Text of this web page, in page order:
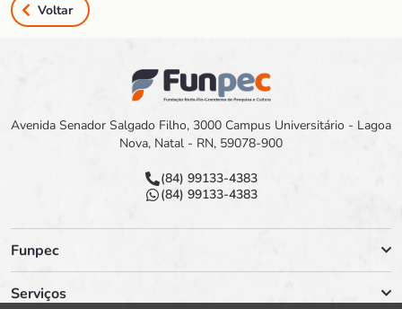
Voltar
Avenida Senador Salgado Filho, 3000 Campus Universitário - Lagoa
Nova, Natal - RN, 59078-900
(84) 99133-4383
(84) 99133-4383
Funpec
Serviços